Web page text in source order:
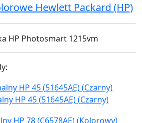
Hewlett Packard (HP)
HP 45 (51645AE) (Czarny)